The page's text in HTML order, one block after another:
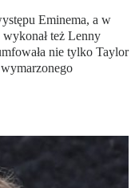
Eminema, a w
też Lenny
nie tylko Taylor